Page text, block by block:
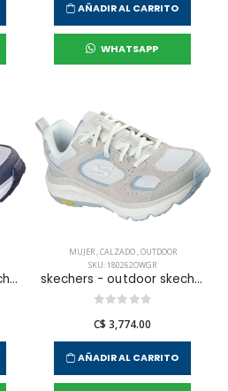
AÑADIR AL CARRITO
WHATSAPP
skechers - outdoor skechers d'lux pro para mujer
MUJER,CALZADO,OUTDOOR
SKU: 180262OWGR
skechers - outdoor skechers d'lux pro para mujer
C$ 3,774.00
AÑADIR AL CARRITO